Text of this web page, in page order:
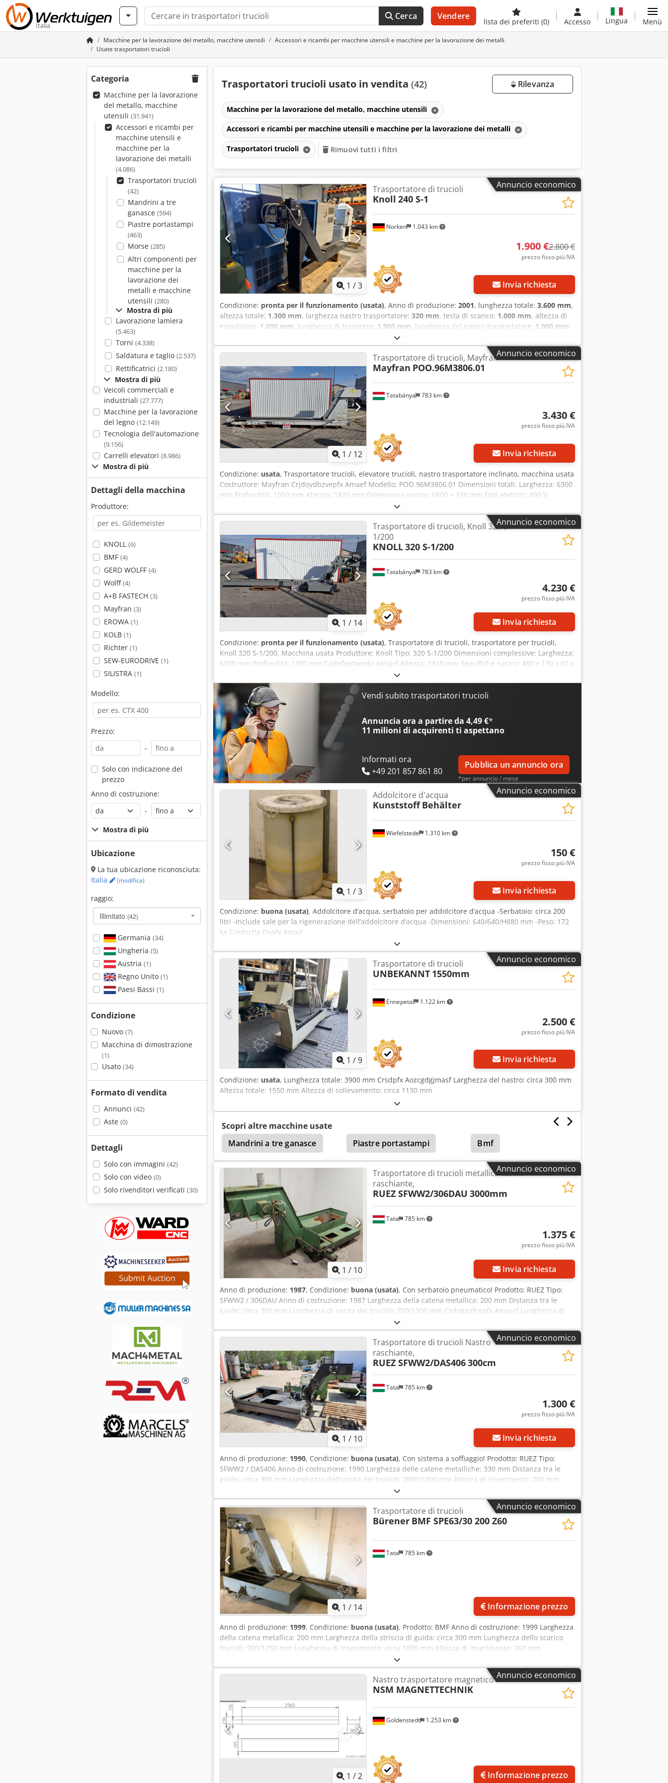
Italia
Cerca Vendere
lista dei preferiti (0) Accesso Lingua Menù
Macchine per la lavorazione del metallo, macchine utensili
Accessori e ricambi per macchine utensili e macchine per la lavorazione dei metalli
Usate trasportatori trucioli
Categoria
Macchine per la lavorazione
del metallo, macchine
utensili (31.941)
Accessori e ricambi per
macchine utensili e
macchine per la
lavorazione dei metalli
(4.086)
Trasportatori trucioli
(42)
Mandrini a tre
ganasce (594)
Piastre portastampi
(463)
Morse (285)
Altri componenti per
macchine per la
lavorazione dei
metalli e macchine
utensili (280)
Mostra di più
Lavorazione lamiera
(5.463)
Torni (4.338)
Saldatura e taglio (2.537)
Rettificatrici (2.180)
Mostra di più
Veicoli commerciali e
industriali (27.777)
Macchine per la lavorazione
del legno (12.149)
Tecnologia dell'automazione
(9.156)
Carrelli elevatori (8.986)
Mostra di più
Dettagli della macchina
Produttore:
KNOLL (6)
BMF (4)
GERD WOLFF (4)
Wolff(4)
A+B FASTECH (3)
Mayfran (3)
EROWA (1)
KOLB (1)
Richter (1)
SEW-EURODRIVE (1)
SILISTRA (1)
Modello:
Prezzo:
-
Solo con indicazione del
prezzo
Anno di costruzione:
-
Mostra di più
Ubicazione
La tua ubicazione riconosciuta:
Italia
(modifica)
raggio:
Illimitato (42)
Germania (34)
Ungheria (5)
Austria (1)
Regno Unito (1)
Paesi Bassi (1)
Condizione
Nuovo (7)
Macchina di dimostrazione
(1)
Usato (34)
Formato di vendita
Annunci (42)
Aste (0)
Dettagli
Solo con immagini (42)
Solo con video (0)
Solo rivenditori verificati (30)
Trasportatori trucioli usato in vendita (42) Rilevanza
Macchine per la lavorazione del metallo, macchine utensili
Accessori e ricambi per macchine utensili e macchine per la lavorazione dei metalli
Trasportatori trucioli Rimuovi tutti i filtri
Annuncio economico
1 /3
Norken 1.043 km
Trasportatore di trucioli
Knoll 240 S-1
1.900 €2.800 €
prezzo fisso più IVA
Invia richiesta
Condizione: pronta per il funzionamento (usata), Anno di produzione: 2001, lunghezza totale: 3.600 mm,
altezza totale: 1.300 mm, larghezza nastro trasportatore: 320 mm, testa di scarico: 1.000 mm, altezza di
espulsione: 1.000 mm, lunghezza di trasporto: 1.900 mm, lunghezza del nastro trasportatore: 1.900 mm,
, Trasportatore trucioli Knoll 240 S-1 in vendita in buone condizioni.
Larghezza di installazione: 320 mm Lunghezza del nastro trasportatore fino allo scarico: 1900 mm Altezza
del trasportatore: 180 mm Crsdpfoyxxf Nex Amasf Per ulteriori domande siamo a vostra disposizione.
Annuncio economico
1 / 12
Tatabánya 783 km
Trasportatore di trucioli, Mayfran
Mayfran POO.96M3806.01
3.430 €
prezzo fisso più IVA
Invia richiesta
Condizione: usata, Trasportatore trucioli, elevatore trucioli, nastro trasportatore inclinato, macchina usata
Costruttore: Mayfran Crjdoydbzvepfx Amaef Modello: POO.96M3806.01 Dimensioni totali: Larghezza: 6300
mm Profondità: 1050 mm Altezza: 1820 mm Dimensioni nastro: 6600 × 330 mm Dati elettrici: 400 V
Annuncio economico
1 / 14
Tatabánya 783 km
Trasportatore di trucioli, Knoll 320 S-
1/200
KNOLL320 S-1/200
4.230 €
prezzo fisso più IVA
Invia richiesta
Condizione: pronta per il funzionamento (usata), Trasportatore di trucioli, trasportatore per trucioli,
Knoll 320 S-1/200, Macchina usata Produttore: Knoll Tipo: 320 S-1/200 Dimensioni complessive: Larghezza:
6200 mm Profondità: 1300 mm Codpfxjxtwqdo Amajrf Altezza: 1610 mm Specifiche nastro: 480 x 130 x 60 x
310 mm Velocità nastro: 1,8 m/min Anno di costruzione: 2015 Dimensione apertura di scarico: 550 x 530
mm Apertura tramoggia: 3120 x 410 mm Passo lamelle: 315 mm
Vendi subito trasportatori trucioli
Annuncia ora a partire da 4,49 €*
11 milioni di acquirenti ti aspettano
Informati ora
+49 201 857 861 80
Pubblica un annuncio ora
*per annuncio / mese
Annuncio economico
1 /3
Wiefelstede 1.310 km
Addolcitore d'acqua
Kunststoff Behälter
150 €
prezzo fisso più IVA
Invia richiesta
Condizione: buona (usata), Addolcitore d’acqua, serbatoio per addolcitore d’acqua -Serbatoio: circa 200
litri -Include sale per la rigenerazione dell’addolcitore d’acqua -Dimensioni: 640/640/H880 mm -Peso: 172
kg Credsctla Dspfx Amajf
Annuncio economico
1 /9
Ennepetal 1.122 km
Trasportatore di trucioli
UNBEKANNT 1550mm
2.500 €
prezzo fisso più IVA
Invia richiesta
Condizione: usata, Lunghezza totale: 3900 mm Crsdpfx Aozcgdgjmasf Larghezza del nastro: circa 300 mm
Altezza totale: 1550 mm Altezza di sollevamento: circa 1130 mm
Scopri altre macchine usate
Mandrini a tre ganasce
Piastre portastampi Bmf
Annuncio economico
1 / 10
Tata 785 km
Trasportatore di trucioli metallici Nastro
raschiante,
RUEZ SFWW2/306DAU 3000mm
1.375 €
prezzo fisso più IVA
Invia richiesta
Anno di produzione: 1987, Condizione: buona (usata), Con serbatoio pneumatico! Prodotto: RUEZ Tipo:
SFWW2 / 306DAU Anno di costruzione: 1987 Larghezza della catena metallica: 200 mm Distanza tra le
guide: circa 300 mm Lunghezza di uscita dei trucioli: 700/1300 mm Csdogxqfcspfx Amasrf Lunghezza di
inserimento: circa 1000 mm Altezza di inserimento: 260 mm Lunghezza totale: 3000 mm Altezza di
trasporto - altezza di scarico: 800 mm Velocità della cinghia: 26 mm/sec = 1,6 m/min Potenza del motore:
0,25 kW Allacciamento alla rete: 400 V, 50 Hz Dimensioni dell'alloggiamento: A x L x P; 1900 x 900 x 1300
mm Peso: 300 kg Set composto da 2 pezzi.
Annuncio economico
1 / 10
Tata 785 km
Trasportatore di trucioli Nastro
raschiante,
RUEZ SFWW2/DAS406300cm
1.300 €
prezzo fisso più IVA
Invia richiesta
Anno di produzione: 1990, Condizione: buona (usata), Con sistema a soffiaggio! Prodotto: RUEZ Tipo:
SFWW2 / DAS406 Anno di costruzione: 1990 Larghezza delle catene metalliche: 330 mm Distanza tra le
guide: circa 300 mm Lunghezza dell'uscita dei trucioli: 2000/1000 mm Altezza di inserimento: 260 mm
Lunghezza totale: 3000 mm Altezza di trasporto - altezza di scarico: 1100 mm Crjdogxqgzspfx Amaof
Annuncio economico
1 / 14
Tata 785 km
Trasportatore di trucioli
Bürener BMF SPE63/30 200 Z60
Informazione prezzo
Anno di produzione: 1999, Condizione: buona (usata), Prodotto: BMF Anno di costruzione: 1999 Larghezza
della catena metallica: 200 mm Larghezza della striscia di guida: circa 300 mm Lunghezza dello scarico
trucioli: 900/1250 mm Lunghezza di inserimento: circa 1000 mm Altezza di inserimento: 260 mm
Larghezza di inserimento: 350 mm Lunghezza totale: 3600 mm Altezza di trasporto – altezza di scarico:
800 mm Velocità del nastro: 26 mm/s = 1,6 m/min Potenza del motore: 0,25 kW Tensione di rete: 400 Volt,
50 Hz Dimensioni del telaio: A x L x P; 8700 x 900 x 1500 mm Cjdjhq Hz Hjpfx Amaerf Peso: 400 kg
Annuncio economico
1 /2
Goldenstedt 1.253 km
Nastro trasportatore magnetico
NSM MAGNETTECHNIK
Informazione prezzo